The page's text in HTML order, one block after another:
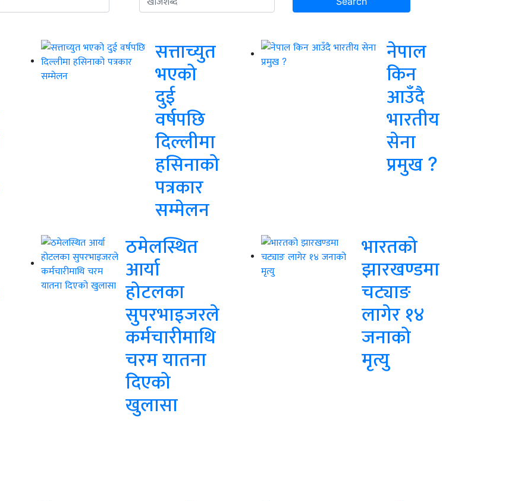
सत्ताच्युत
भएको
दुई
वर्षपछि
दिल्लीमा
हसिनाको
पत्रकार
सम्मेलन
नेपाल
किन
आउँदै
भारतीय
सेना
प्रमुख ?
ठमेलस्थित
आर्या
होटलका
सुपरभाइजरले
कर्मचारीमाथि
चरम यातना
दिएको
खुलासा
भारतको
झारखण्डमा
चट्याङ
लागेर १४
जनाको
मृत्यु